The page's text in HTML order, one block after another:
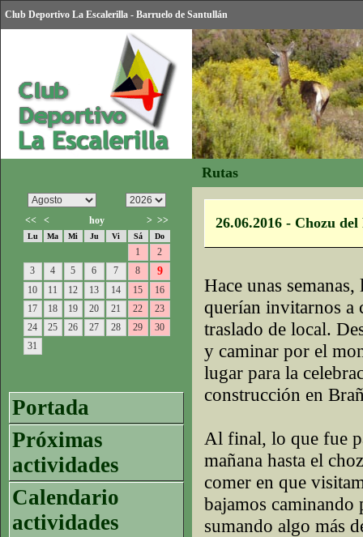
Club Deportivo La Escalerilla - Barruelo de Santullán
Rutas
<< < hoy > >>
Lu Ma Mi Ju Vi Sá Do
1
2
3
4 5 6 7 8 9
10 11 12 13 14 15
16
17
18 19 20 21 22
23
24
25 26 27 28 29
30
31
Portada
Próximas
actividades
Calendario
actividades
26.06.2016 - Chozu
Hace unas
querían invitarnos a
traslado de local.
y caminar por el
lugar para la
construcción en
Al final, lo que fue
mañana hasta el
comer en que
bajamos caminando
sumando algo más